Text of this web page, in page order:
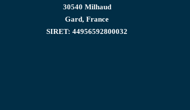
30540 Milhaud
Gard, France
SIRET: 44956592800032